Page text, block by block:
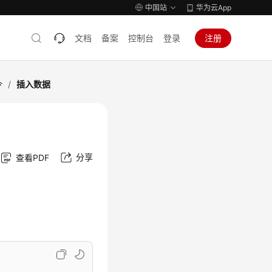
中国站 华为云App
文档 备案 控制台 登录 注册
/ 插入数据
查看PDF 分享